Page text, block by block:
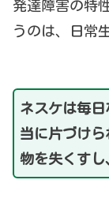
発達障害の特
うのは、日常
ネスケは毎
当に片づけら
物を失くすし